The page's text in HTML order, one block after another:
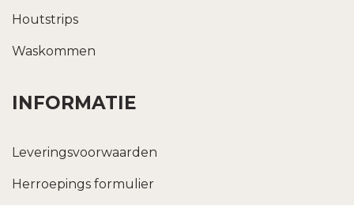
Houtstrips
Waskommen
INFORMATIE
Leveringsvoorwaarden
Herroepings formulier